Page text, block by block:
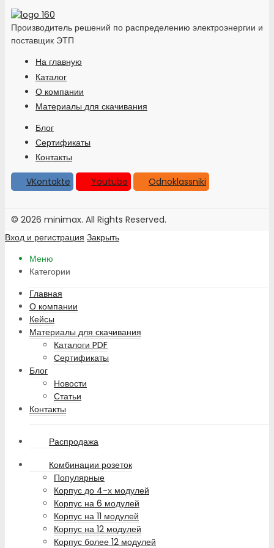
Производитель решений по распределению электроэнергии и
поставщик ЭТП
На главную
Каталог
О компании
Материалы для скачивания
Блог
Сертификаты
Контакты
VKontakte
Youtube Odnoklassniki
© 2026 minimax. All Rights Reserved.
Вход и регистрация Закрыть
Меню
Категории
Главная
О компании
Кейсы
Материалы для скачивания
Каталоги PDF
Сертификаты
Блог
Новости
Статьи
Контакты
Распродажа
Комбинации розеток
Популярные
Корпус до 4-х модулей
Корпус на 6 модулей
Корпус на 11 модулей
Корпус на 12 модулей
Корпус более 12 модулей